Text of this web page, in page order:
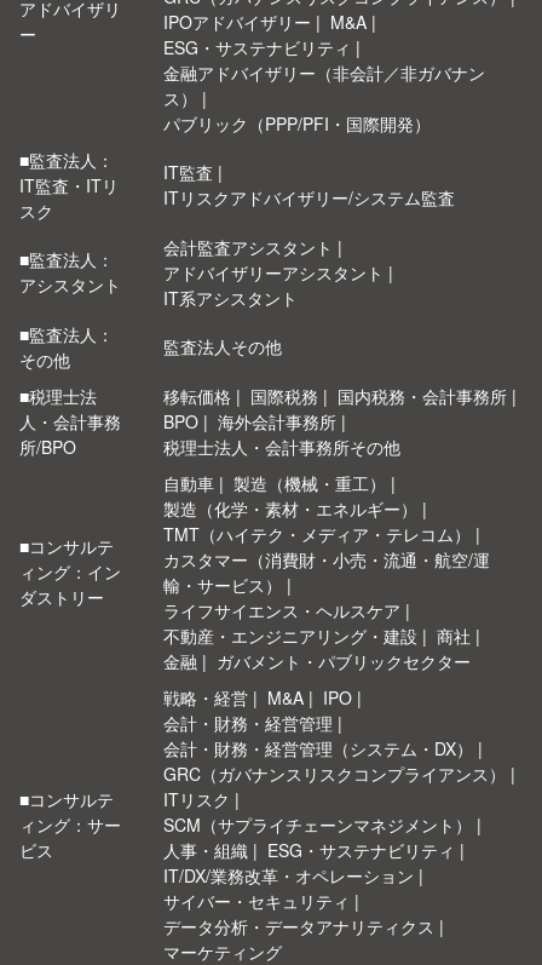
アドバイザリ
ー
IPOアドバイザリー
M&A
ESG・サステナビリティ
金融アドバイザリー（非会計／非ガバナン
ス）
パブリック（PPP/PFI・国際開発）
■監査法人：
IT監査・ITリ
スク
IT監査
ITリスクアドバイザリー/システム監査
■監査法人：
アシスタント
会計監査アシスタント
アドバイザリーアシスタント
IT系アシスタント
■監査法人：
その他
監査法人その他
■税理士法
人・会計事務
所/BPO
移転価格 国際税務
国内税務・会計事務所
BPO
海外会計事務所
税理士法人・会計事務所その他
■コンサルテ
ィング：イン
ダストリー
自動車
製造（機械・重工）
製造（化学・素材・エネルギー）
TMT（ハイテク・メディア・テレコム）
カスタマー（消費財・小売・流通・航空/運
輸・サービス）
ライフサイエンス・ヘルスケア
不動産・エンジニアリング・建設
商社
金融
ガバメント・パブリックセクター
■コンサルテ
ィング：サー
ビス
戦略・経営 M&A
IPO
会計・財務・経営管理
会計・財務・経営管理（システム・DX）
GRC（ガバナンスリスクコンプライアンス）
ITリスク
SCM（サプライチェーンマネジメント）
人事・組織
ESG・サステナビリティ
IT/DX/業務改革・オペレーション
サイバー・セキュリティ
データ分析・データアナリティクス
マーケティング